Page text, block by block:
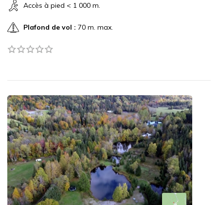
Accès à pied < 1 000 m.
Plafond de vol : 70 m. max.